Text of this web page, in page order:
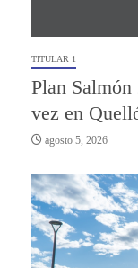
TITULAR 1
Plan Salmón
vez en
agosto 5, 2026